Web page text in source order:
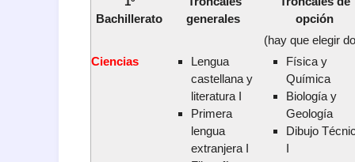
Bachillerato
generales
opción
(hay que elegir
Ciencias
Lengua
castellana y
literatura I
Primera
lengua
extranjera I
Física y
Química
Biología y
Geología
Dibujo
I